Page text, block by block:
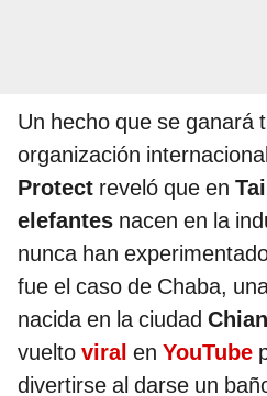
Un hecho que se ganará
organización
Protect reveló que en
elefantes nacen en la
nunca han
fue el caso de Chaba,
nacida en la ciudad
vuelto viral en YouTube
divertirse al darse un